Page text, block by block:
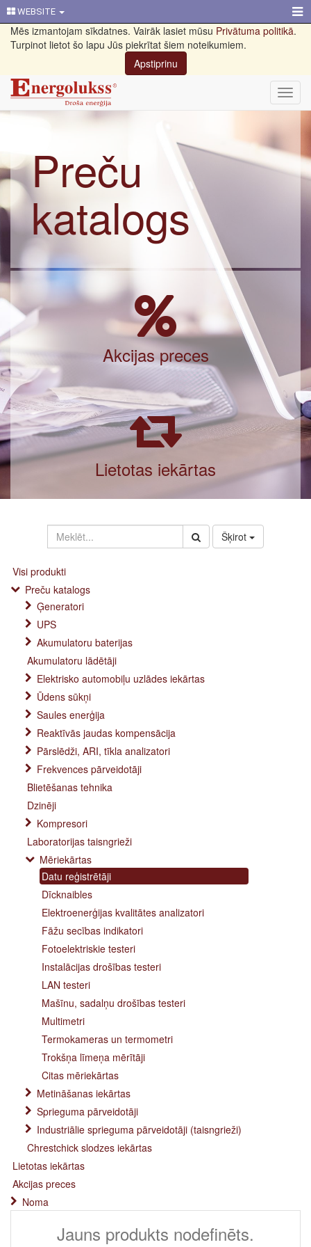
WEBSITE
Mēs izmantojam sīkdatnes. Vairāk lasiet mūsu Privātuma politikā.
Turpinot lietot šo lapu Jūs piekrītat šiem noteikumiem.
Apstiprinu
Preču
katalogs
Akcijas preces
Lietotas iekārtas
Šķirot
Visi produkti
Preču katalogs
Ģeneratori
UPS
Akumulatoru baterijas
Akumulatoru lādētāji
Elektrisko automobiļu uzlādes iekārtas
Ūdens sūkņi
Saules enerģija
Reaktīvās jaudas kompensācija
Pārslēdži, ARI, tīkla analizatori
Frekvences pārveidotāji
Blietēšanas tehnika
Dzinēji
Kompresori
Laboratorijas taisngrieži
Mēriekārtas
Datu reģistrētāji
Dīcknaibles
Elektroenerģijas kvalitātes analizatori
Fāžu secības indikatori
Fotoelektriskie testeri
Instalācijas drošības testeri
LAN testeri
Mašīnu, sadalņu drošības testeri
Multimetri
Termokameras un termometri
Trokšņa līmeņa mērītāji
Citas mēriekārtas
Metināšanas iekārtas
Sprieguma pārveidotāji
Industriālie sprieguma pārveidotāji (taisngrieži)
Chrestchick slodzes iekārtas
Lietotas iekārtas
Akcijas preces
Noma
Jauns produkts nodefinēts.